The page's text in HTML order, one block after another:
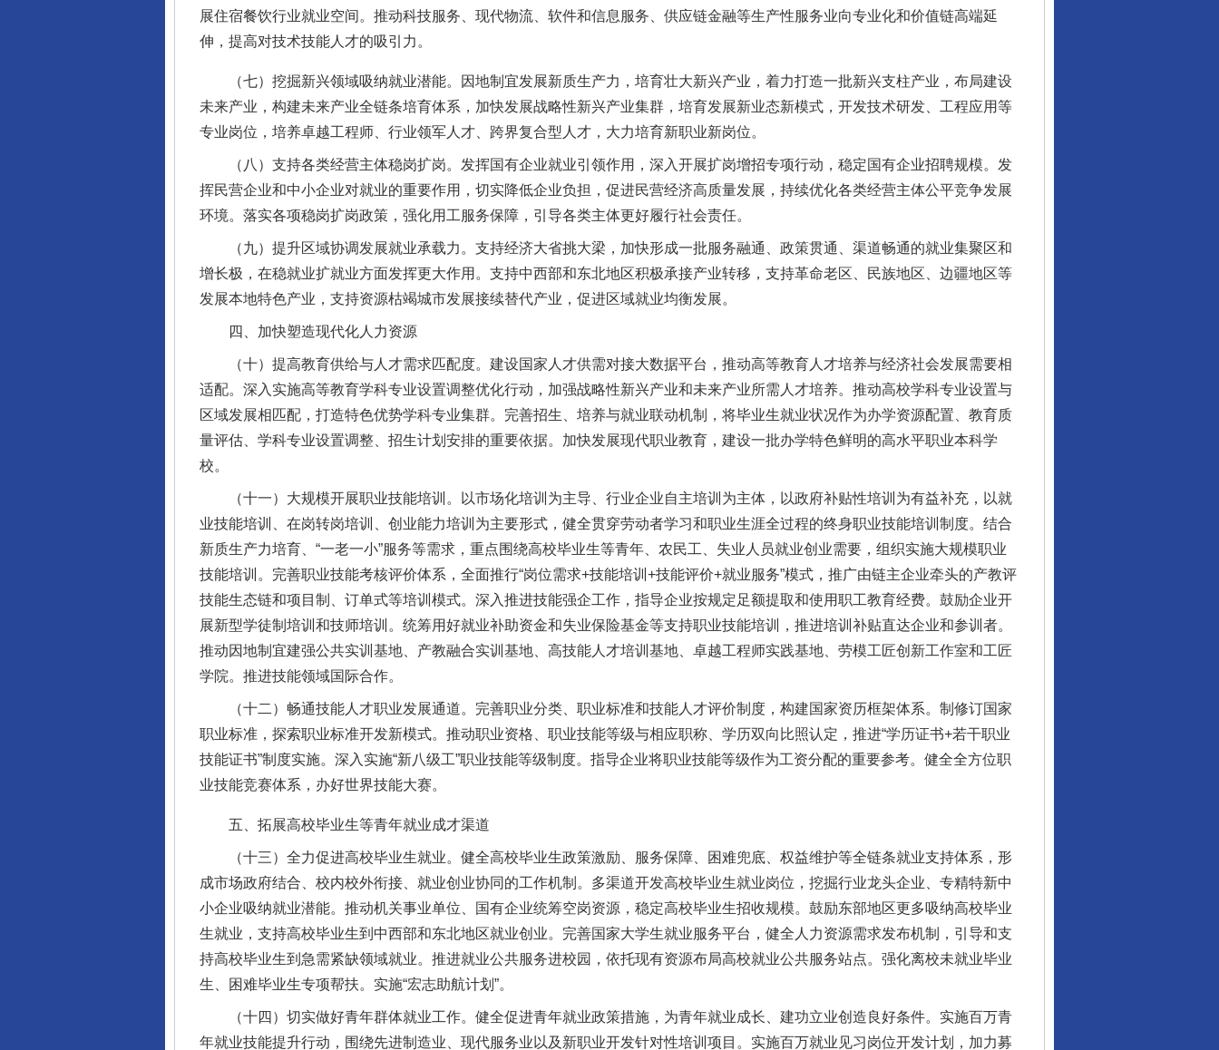
展住宿餐饮行业就业空间。推动科技服务、现代物流、软件和信息服务、供应链金融等生产性服务业向专业化和价值链高端延
伸，提高对技术技能人才的吸引力。
（七）挖掘新兴领域吸纳就业潜能。因地制宜发展新质生产力，培育壮大新兴产业，着力打造一批新兴支柱产业，布局建设
未来产业，构建未来产业全链条培育体系，加快发展战略性新兴产业集群，培育发展新业态新模式，开发技术研发、工程应用等
专业岗位，培养卓越工程师、行业领军人才、跨界复合型人才，大力培育新职业新岗位。
（八）支持各类经营主体稳岗扩岗。发挥国有企业就业引领作用，深入开展扩岗增招专项行动，稳定国有企业招聘规模。发
挥民营企业和中小企业对就业的重要作用，切实降低企业负担，促进民营经济高质量发展，持续优化各类经营主体公平竞争发展
环境。落实各项稳岗扩岗政策，强化用工服务保障，引导各类主体更好履行社会责任。
（九）提升区域协调发展就业承载力。支持经济大省挑大梁，加快形成一批服务融通、政策贯通、渠道畅通的就业集聚区和
增长极，在稳就业扩就业方面发挥更大作用。支持中西部和东北地区积极承接产业转移，支持革命老区、民族地区、边疆地区等
发展本地特色产业，支持资源枯竭城市发展接续替代产业，促进区域就业均衡发展。
四、加快塑造现代化人力资源
（十）提高教育供给与人才需求匹配度。建设国家人才供需对接大数据平台，推动高等教育人才培养与经济社会发展需要相
适配。深入实施高等教育学科专业设置调整优化行动，加强战略性新兴产业和未来产业所需人才培养。推动高校学科专业设置与
区域发展相匹配，打造特色优势学科专业集群。完善招生、培养与就业联动机制，将毕业生就业状况作为办学资源配置、教育质
量评估、学科专业设置调整、招生计划安排的重要依据。加快发展现代职业教育，建设一批办学特色鲜明的高水平职业本科学
校。
（十一）大规模开展职业技能培训。以市场化培训为主导、行业企业自主培训为主体，以政府补贴性培训为有益补充，以就
业技能培训、在岗转岗培训、创业能力培训为主要形式，健全贯穿劳动者学习和职业生涯全过程的终身职业技能培训制度。结合
新质生产力培育、“一老一小”服务等需求，重点围绕高校毕业生等青年、农民工、失业人员就业创业需要，组织实施大规模职业
技能培训。完善职业技能考核评价体系，全面推行“岗位需求+技能培训+技能评价+就业服务”模式，推广由链主企业牵头的产教评
技能生态链和项目制、订单式等培训模式。深入推进技能强企工作，指导企业按规定足额提取和使用职工教育经费。鼓励企业开
展新型学徒制培训和技师培训。统筹用好就业补助资金和失业保险基金等支持职业技能培训，推进培训补贴直达企业和参训者。
推动因地制宜建强公共实训基地、产教融合实训基地、高技能人才培训基地、卓越工程师实践基地、劳模工匠创新工作室和工匠
学院。推进技能领域国际合作。
（十二）畅通技能人才职业发展通道。完善职业分类、职业标准和技能人才评价制度，构建国家资历框架体系。制修订国家
职业标准，探索职业标准开发新模式。推动职业资格、职业技能等级与相应职称、学历双向比照认定，推进“学历证书+若干职业
技能证书”制度实施。深入实施“新八级工”职业技能等级制度。指导企业将职业技能等级作为工资分配的重要参考。健全全方位职
业技能竞赛体系，办好世界技能大赛。
五、拓展高校毕业生等青年就业成才渠道
（十三）全力促进高校毕业生就业。健全高校毕业生政策激励、服务保障、困难兜底、权益维护等全链条就业支持体系，形
成市场政府结合、校内校外衔接、就业创业协同的工作机制。多渠道开发高校毕业生就业岗位，挖掘行业龙头企业、专精特新中
小企业吸纳就业潜能。推动机关事业单位、国有企业统筹空岗资源，稳定高校毕业生招收规模。鼓励东部地区更多吸纳高校毕业
生就业，支持高校毕业生到中西部和东北地区就业创业。完善国家大学生就业服务平台，健全人力资源需求发布机制，引导和支
持高校毕业生到急需紧缺领域就业。推进就业公共服务进校园，依托现有资源布局高校就业公共服务站点。强化离校未就业毕业
生、困难毕业生专项帮扶。实施“宏志助航计划”。
（十四）切实做好青年群体就业工作。健全促进青年就业政策措施，为青年就业成长、建功立业创造良好条件。实施百万青
年就业技能提升行动，围绕先进制造业、现代服务业以及新职业开发针对性培训项目。实施百万就业见习岗位开发计划，加力募